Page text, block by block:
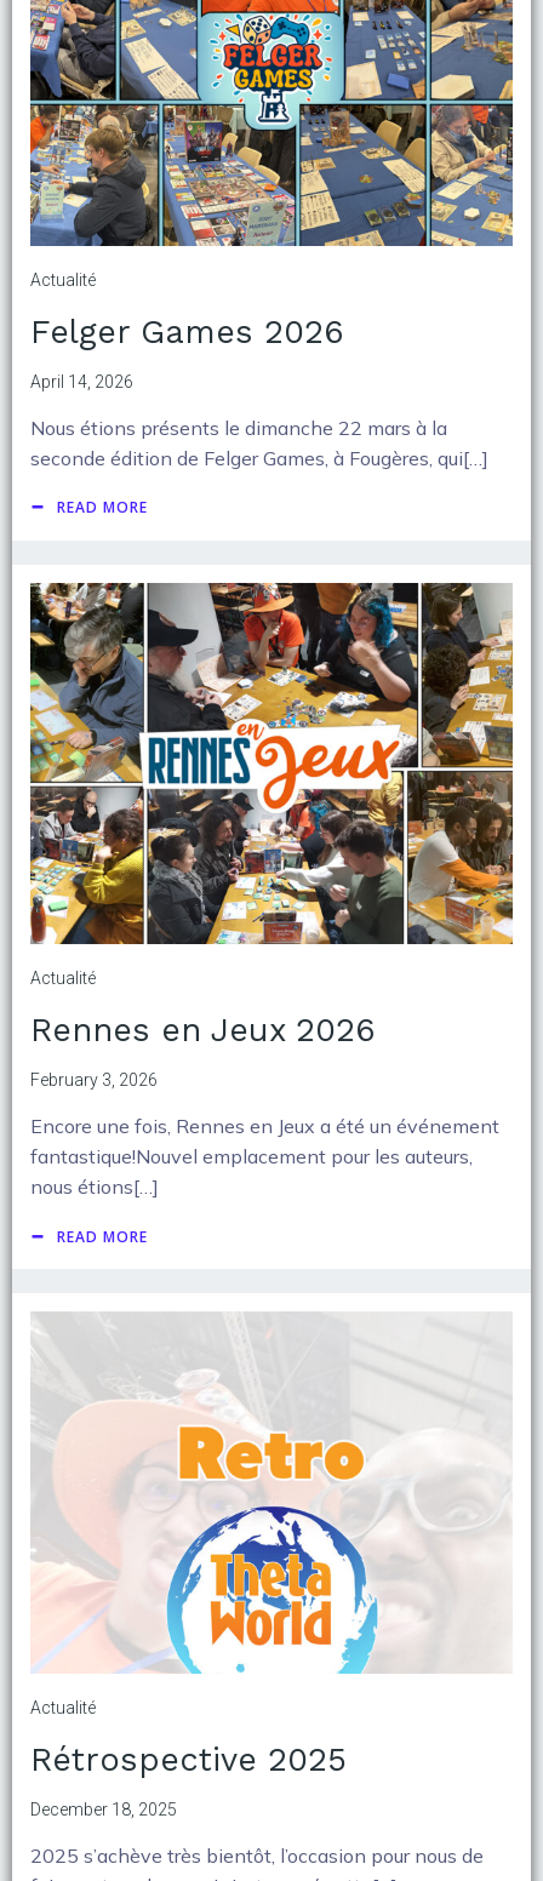
Actualité
Felger Games 2026
April 14, 2026
Nous étions présents le dimanche 22 mars à la
seconde édition de Felger Games, à Fougères, qui[…]
READ MORE
Actualité
Rennes en Jeux 2026
February 3, 2026
Encore une fois, Rennes en Jeux a été un événement
fantastique!Nouvel emplacement pour les auteurs,
nous étions[…]
READ MORE
Actualité
Rétrospective 2025
December 18, 2025
2025 s’achève très bientôt, l’occasion pour nous de